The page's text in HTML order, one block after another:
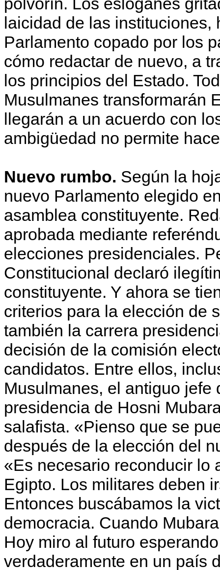
laicidad de las instituciones,
Parlamento copado por los
cómo redactar de nuevo, a
los principios del Estado.
Musulmanes transformarán
llegarán a un acuerdo con
ambigüedad no permite
Nuevo rumbo. Según la
nuevo Parlamento elegido
asamblea constituyente.
aprobada mediante
elecciones presidenciales.
Constitucional declaró
constituyente. Y ahora se
criterios para la elección de
también la carrera
decisión de la comisión
candidatos. Entre ellos,
Musulmanes, el antiguo
presidencia de Hosni
salafista. «Pienso que se
después de la elección del
«Es necesario reconducir lo
Egipto. Los militares deben
Entonces buscábamos la
democracia. Cuando
Hoy miro al futuro
verdaderamente en un país